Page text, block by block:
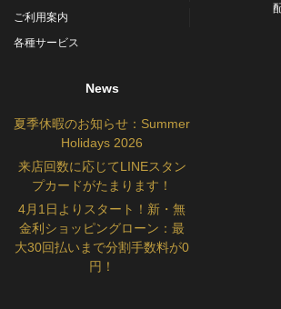
ご利用案内
各種サービス
News
夏季休暇のお知らせ：Summer
Holidays 2026
来店回数に応じてLINEスタン
プカードがたまります！
4月1日よりスタート！新・無
金利ショッピングローン：最
大30回払いまで分割手数料が0
円！